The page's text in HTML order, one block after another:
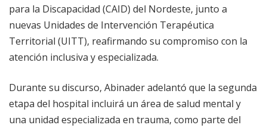
para la Discapacidad (CAID) del Nordeste, junto a
nuevas Unidades de Intervención Terapéutica
Territorial (UITT), reafirmando su compromiso con la
atención inclusiva y especializada.
Durante su discurso, Abinader adelantó que la segunda
etapa del hospital incluirá un área de salud mental y
una unidad especializada en trauma, como parte del